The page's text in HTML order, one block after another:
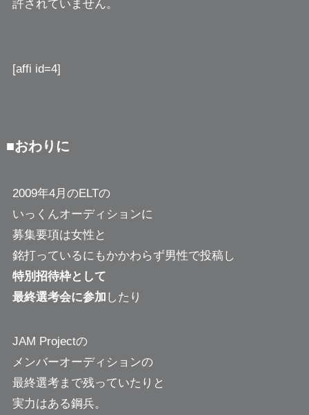
許されていません。
[affi id=4]
■おわりに
2009年4月のELTの
いっくんオーディションに
募集要項は女性と
銘打っているにもかかわらず男性で投稿し
特別招待枠として
最終選考会に参加 したり
JAM Projectの
メンバーオーディションの
最終選考まで残っていたりと
実力はある鋼兵。